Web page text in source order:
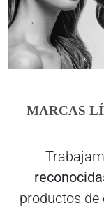
MARCAS
productos de